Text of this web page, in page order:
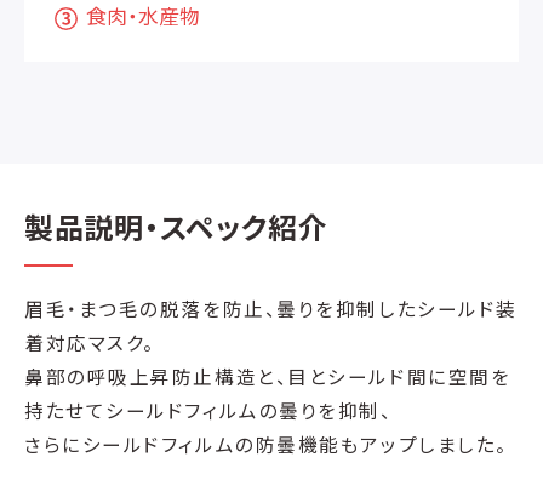
食肉・水産物
製品説明・スペック紹介
眉毛・まつ毛の脱落を防止、曇りを抑制したシールド装
着対応マスク。
鼻部の呼吸上昇防止構造と、目とシールド間に空間を
持たせてシールドフィルムの曇りを抑制、
さらにシールドフィルムの防曇機能もアップしました。